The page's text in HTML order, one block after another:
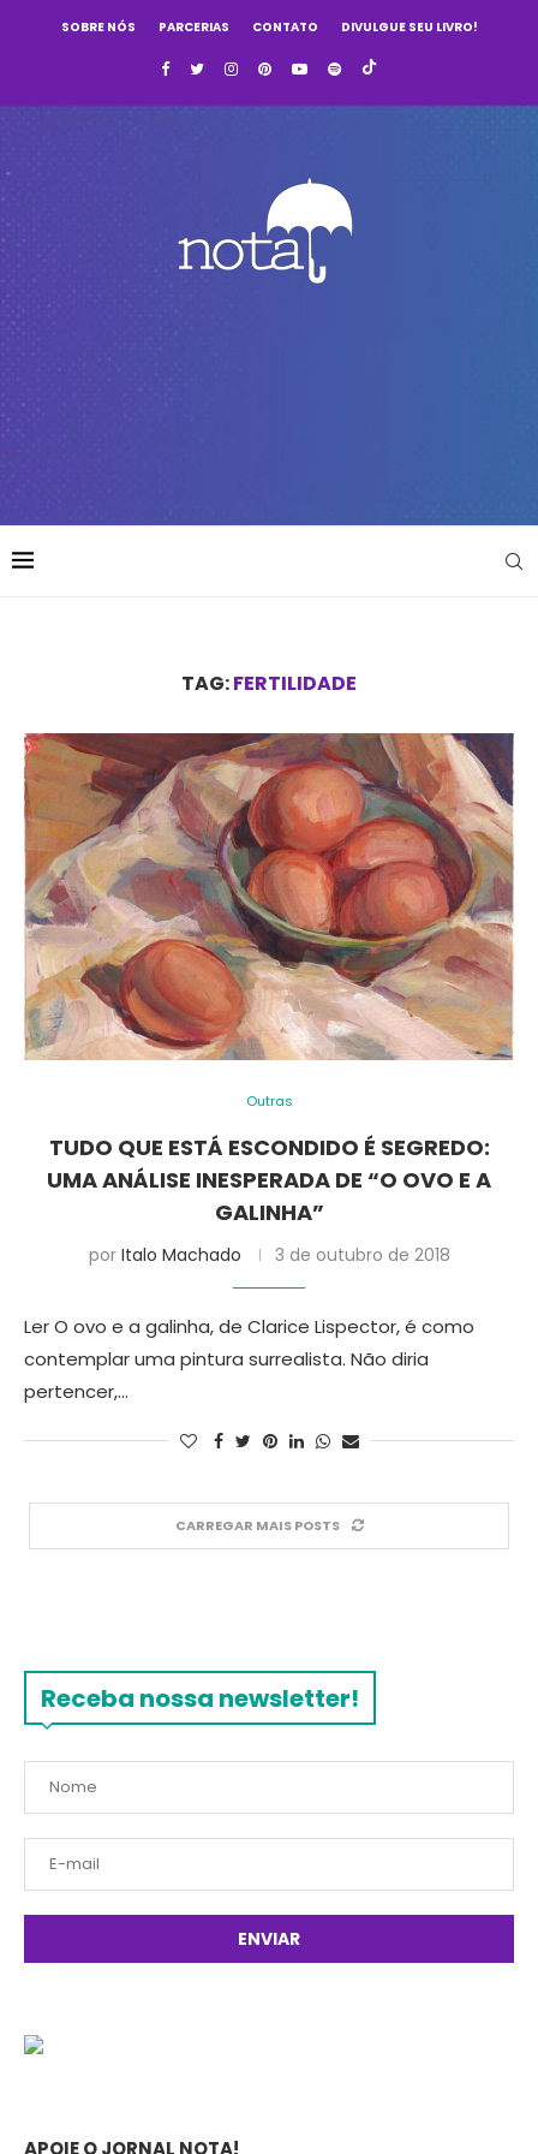
SOBRE NÓS PARCERIAS CONTATO DIVULGUE SEU LIVRO!
TAG:FERTILIDADE
Outras
TUDO QUE ESTÁ ESCONDIDO É SEGREDO:
UMA ANÁLISE INESPERADA DE “O OVO E A
GALINHA”
por Italo Machado 3 de outubro de 2018
Ler O ovo e a galinha, de Clarice Lispector, é como
contemplar uma pintura surrealista. Não diria
pertencer,…
CARREGAR MAIS POSTS
Receba nossa newsletter!
APOIE O JORNAL NOTA!